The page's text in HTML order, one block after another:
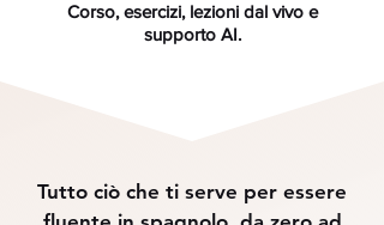
Corso, esercizi, lezioni dal vivo e
supporto AI.
Tutto ciò che ti serve per essere